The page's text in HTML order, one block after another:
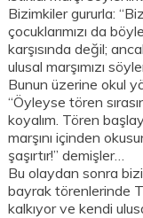
Bizimkiler gururla:
çocuklarımızı da
karşısında değil;
ulusal marşımızı
Bunun üzerine okul
“Öyleyse tören
koyalım. Tören
marşını içinden
şaşırtır!” demişler…
Bu olaydan sonra
bayrak törenlerinde
kalkıyor ve kendi